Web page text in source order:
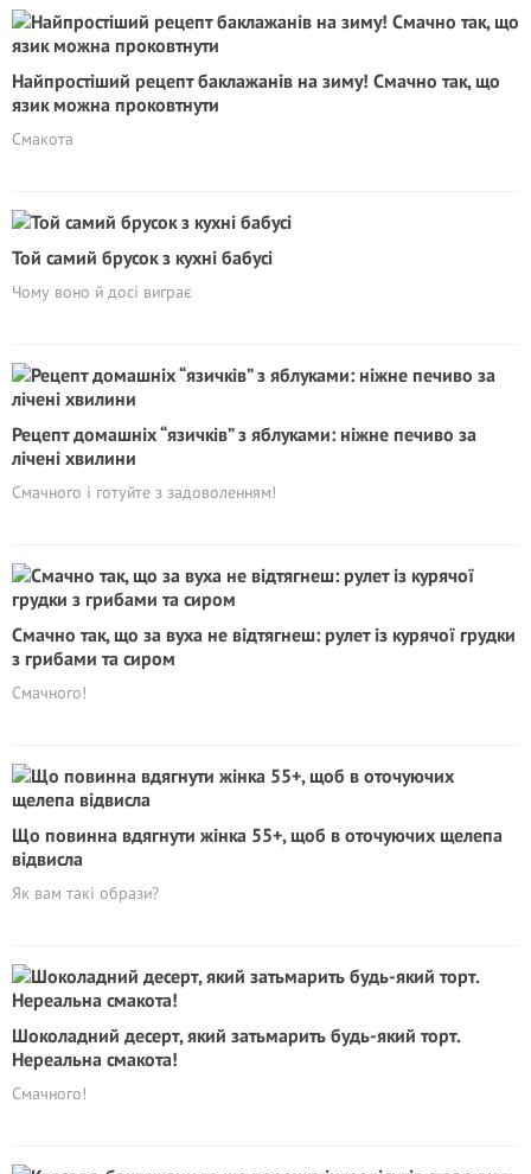
Найпростіший рецепт баклажанів на зиму! Смачно так, що
язик можна проковтнути
Смакота
Той самий брусок з кухні бабусі
Чому воно й досі виграє
Рецепт домашніх “язичків” з яблуками: ніжне печиво за
лічені хвилини
Смачного і готуйте з задоволенням!
Смачно так, що за вуха не відтягнеш: рулет із курячої грудки
з грибами та сиром
Смачного!
Що повинна вдягнути жінка 55+, щоб в оточуючих щелепа
відвисла
Як вам такі образи?
Шоколадний десерт, який затьмарить будь-який торт.
Нереальна смакота!
Смачного!